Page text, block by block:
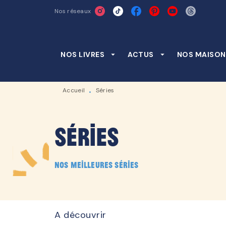
RECHERCHE CONTENU
Nos réseaux
NOS LIVRES arrow_drop_down ACTUS arrow_drop_down NOS
Accueil • Séries
Séries
Nos meilleures séries
A découvrir